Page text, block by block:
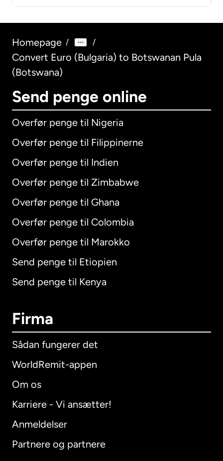
Homepage / /
Convert Euro (Bulgaria) to Botswanan Pula
(Botswana)
Send penge online
Overfør penge til Nigeria
Overfør penge til Filippinerne
Overfør penge til Indien
Overfør penge til Zimbabwe
Overfør penge til Ghana
Overfør penge til Colombia
Overfør penge til Marokko
Send penge til Etiopien
Send penge til Kenya
Firma
Sådan fungerer det
WorldRemit-appen
Om os
Karriere - Vi ansætter!
Anmeldelser
Partnere og partnere